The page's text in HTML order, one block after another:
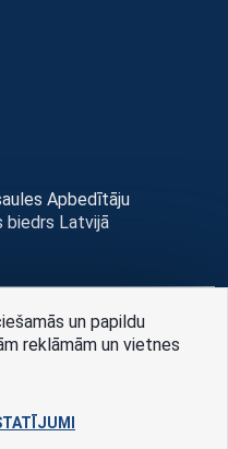
Apbedītāju
biedrs Latvijā
pr3-g
un papildu
reklāmām un vietnes